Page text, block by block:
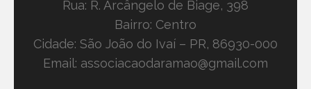
Rua: R. Arcângelo de Biage, 398
Bairro: Centro
Cidade: São João do Ivaí – PR, 86930-000
Email: associacaodaramao@gmail.com